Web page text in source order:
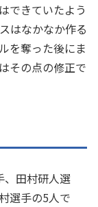
できていたよう
はなかなか作る
を奪った後にま
その点の修正で
、田村研人選
選手の5人で